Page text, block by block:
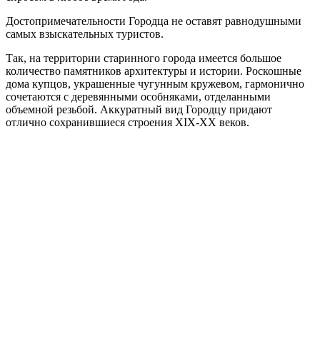
Достопримечательности Городца не оставят равнодушными
самых взыскательных туристов.
Так, на территории старинного города имеется большое
количество памятников архитектуры и истории. Роскошные
дома купцов, украшенные чугунным кружевом, гармонично
сочетаются с деревянными особняками, отделанными
объемной резьбой. Аккуратный вид Городцу придают
отлично сохранившиеся строения XIX-XX веков.